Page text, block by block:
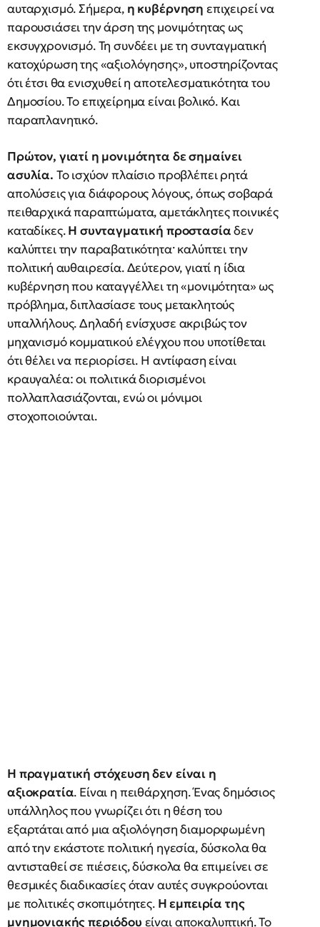
αυταρχισμό. Σήμερα, η κυβέρνηση επιχειρεί να
παρουσιάσει την άρση της μονιμότητας ως
εκσυγχρονισμό. Τη συνδέει με τη συνταγματική
κατοχύρωση της «αξιολόγησης», υποστηρίζοντας
ότι έτσι θα ενισχυθεί η αποτελεσματικότητα του
Δημοσίου. Το επιχείρημα είναι βολικό. Και
παραπλανητικό.
Πρώτον, γιατί η μονιμότητα δε σημαίνει
ασυλία. Το ισχύον πλαίσιο προβλέπει ρητά
απολύσεις για διάφορους λόγους, όπως σοβαρά
πειθαρχικά παραπτώματα, αμετάκλητες ποινικές
καταδίκες.Η συνταγματική προστασίαδεν
καλύπτει την παραβατικότητα· καλύπτει την
πολιτική αυθαιρεσία. Δεύτερον, γιατί η ίδια
κυβέρνηση που καταγγέλλει τη «μονιμότητα» ως
πρόβλημα, διπλασίασε τους μετακλητούς
υπαλλήλους. Δηλαδή ενίσχυσε ακριβώς τον
μηχανισμό κομματικού ελέγχου που υποτίθεται
ότι θέλει να περιορίσει. Η αντίφαση είναι
κραυγαλέα: οι πολιτικά διορισμένοι
πολλαπλασιάζονται, ενώ οι μόνιμοι
στοχοποιούνται.
Η πραγματική στόχευση δεν είναι η
αξιοκρατία. Είναι η πειθάρχηση. Ένας δημόσιος
υπάλληλος που γνωρίζει ότι η θέση του
εξαρτάται από μια αξιολόγηση διαμορφωμένη
από την εκάστοτε πολιτική ηγεσία, δύσκολα θα
αντισταθεί σε πιέσεις, δύσκολα θα επιμείνει σε
θεσμικές διαδικασίες όταν αυτές συγκρούονται
με πολιτικές σκοπιμότητες. Η εμπειρία της
μνημονιακής περιόδου είναι αποκαλυπτική. Το